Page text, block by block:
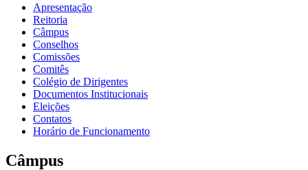
Apresentação
Reitoria
Câmpus
Conselhos
Comissões
Comitês
Colégio de Dirigentes
Documentos Institucionais
Eleições
Contatos
Horário de Funcionamento
Câmpus